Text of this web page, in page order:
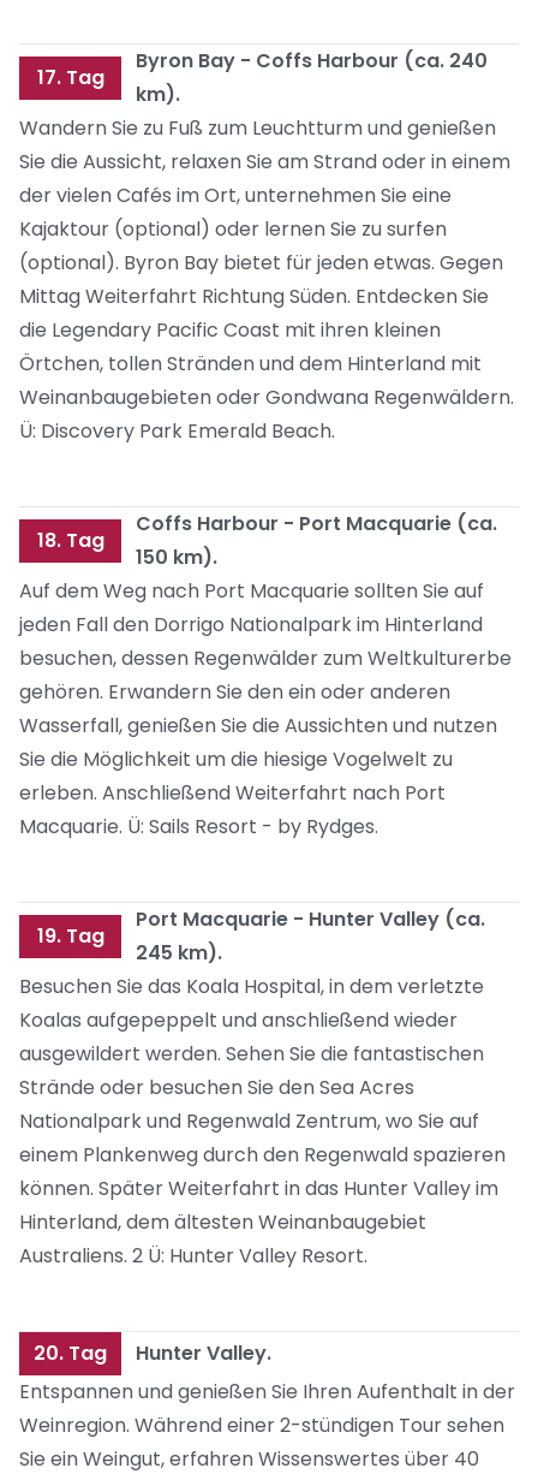
17. Tag
Byron Bay - Coffs Harbour (ca. 240
km).
Wandern Sie zu Fuß zum Leuchtturm und genießen
Sie die Aussicht, relaxen Sie am Strand oder in einem
der vielen Cafés im Ort, unternehmen Sie eine
Kajaktour (optional) oder lernen Sie zu surfen
(optional). Byron Bay bietet für jeden etwas. Gegen
Mittag Weiterfahrt Richtung Süden. Entdecken Sie
die Legendary Pacific Coast mit ihren kleinen
Örtchen, tollen Stränden und dem Hinterland mit
Weinanbaugebieten oder Gondwana Regenwäldern.
Ü: Discovery Park Emerald Beach.
18. Tag
Coffs Harbour - Port Macquarie (ca.
150 km).
Auf dem Weg nach Port Macquarie sollten Sie auf
jeden Fall den Dorrigo Nationalpark im Hinterland
besuchen, dessen Regenwälder zum Weltkulturerbe
gehören. Erwandern Sie den ein oder anderen
Wasserfall, genießen Sie die Aussichten und nutzen
Sie die Möglichkeit um die hiesige Vogelwelt zu
erleben. Anschließend Weiterfahrt nach Port
Macquarie. Ü: Sails Resort - by Rydges.
19. Tag
Port Macquarie - Hunter Valley (ca.
245 km).
Besuchen Sie das Koala Hospital, in dem verletzte
Koalas aufgepeppelt und anschließend wieder
ausgewildert werden. Sehen Sie die fantastischen
Strände oder besuchen Sie den Sea Acres
Nationalpark und Regenwald Zentrum, wo Sie auf
einem Plankenweg durch den Regenwald spazieren
können. Später Weiterfahrt in das Hunter Valley im
Hinterland, dem ältesten Weinanbaugebiet
Australiens. 2 Ü: Hunter Valley Resort.
20. Tag
Hunter Valley.
Entspannen und genießen Sie Ihren Aufenthalt in der
Weinregion. Während einer 2-stündigen Tour sehen
Sie ein Weingut, erfahren Wissenswertes über 40